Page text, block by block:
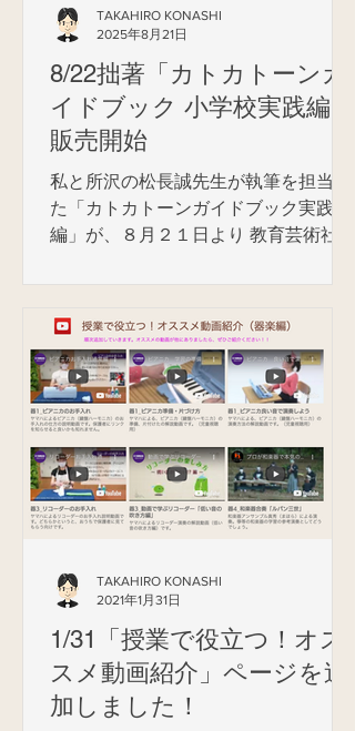
8/22拙著「カトカトーンガ
イドブック 小学校実践編」
販売開始
私と所沢の松長誠先生が執筆を担当し
た「カトカトーンガイドブック実践
編」が、８月２１日より 教育芸術社
トーンの操作解説がメインの「導入
編」については、無償でダウンロード
ができます。）...
TAKAHIRO KONASHI
2025年8月21日
1/31「授業で役立つ！オス
スメ動画紹介」ページを追
加しました！
TAKAHIRO KONASHI
2021年1月31日